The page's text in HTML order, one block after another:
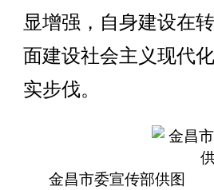
显增强，自身建设在
面建设社会主义现代
实步伐。
金昌市委宣传部供图